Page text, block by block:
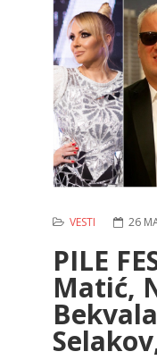
VESTI 26
PILE
Matić,